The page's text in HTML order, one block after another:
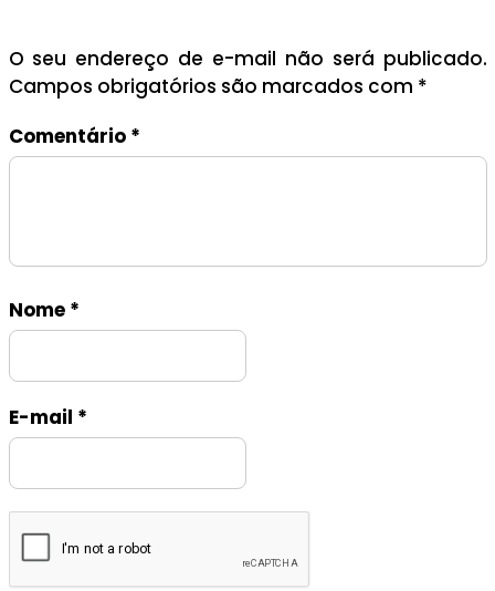
O seu endereço de e-mail não será publicado.
Campos obrigatórios são marcados com *
Comentário *
Nome *
E-mail *